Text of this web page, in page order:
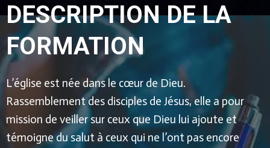
DESCRIPTION DE LA
FORMATION
L’église est née dans le cœur de Dieu.
Rassemblement des disciples de Jésus, elle a pour
mission de veiller sur ceux que Dieu lui ajoute et
témoigne du salut à ceux qui ne l’ont pas encore